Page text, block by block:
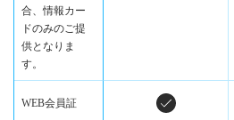
合、情報カー
ドのみのご提
供となりま
す。
WEB会員証